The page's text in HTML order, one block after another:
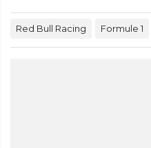
Red Bull Racing Formule 1